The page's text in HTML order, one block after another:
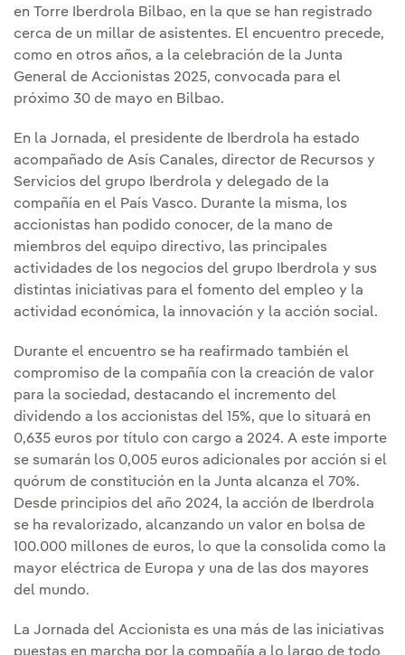
en Torre Iberdrola Bilbao, en la que se han registrado
cerca de un millar de asistentes. El encuentro precede,
como en otros años, a la celebración de la Junta
General de Accionistas 2025, convocada para el
próximo 30 de mayo en Bilbao.
En la Jornada, el presidente de Iberdrola ha estado
acompañado de Asís Canales, director de Recursos y
Servicios del grupo Iberdrola y delegado de la
compañía en el País Vasco. Durante la misma, los
accionistas han podido conocer, de la mano de
miembros del equipo directivo, las principales
actividades de los negocios del grupo Iberdrola y sus
distintas iniciativas para el fomento del empleo y la
actividad económica, la innovación y la acción social.
Durante el encuentro se ha reafirmado también el
compromiso de la compañía con la creación de valor
para la sociedad, destacando el incremento del
dividendo a los accionistas del 15%, que lo situará en
0,635 euros por título con cargo a 2024. A este importe
se sumarán los 0,005 euros adicionales por acción si el
quórum de constitución en la Junta alcanza el 70%.
Desde principios del año 2024, la acción de Iberdrola
se ha revalorizado, alcanzando un valor en bolsa de
100.000 millones de euros, lo que la consolida como la
mayor eléctrica de Europa y una de las dos mayores
del mundo.
La Jornada del Accionista es una más de las iniciativas